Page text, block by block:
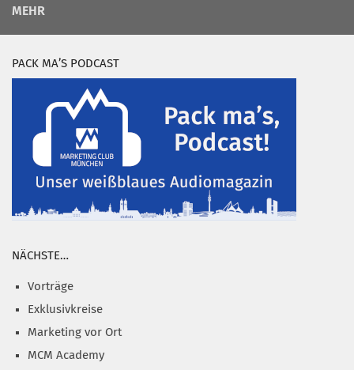
MEHR
PACK MA’S PODCAST
NÄCHSTE…
Vorträge
Exklusivkreise
Marketing vor Ort
MCM Academy